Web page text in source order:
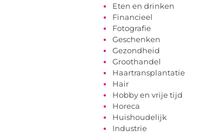
Eten en drinken
Financieel
Fotografie
Geschenken
Gezondheid
Groothandel
Haartransplantatie
Hair
Hobby en vrije tijd
Horeca
Huishoudelijk
Industrie